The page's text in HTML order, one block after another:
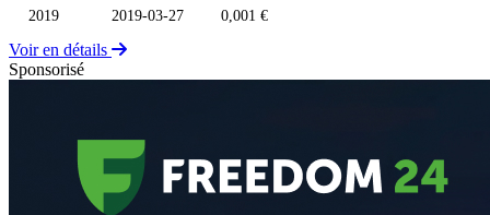
2019 2019-03-27 0,001 €
Voir en détails
Sponsorisé